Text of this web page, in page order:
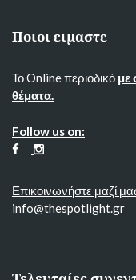
Ποιοι ειμαστε
Το Online περιοδικό με
θέματα.
Follow us on:
Επικοινωνήστε μαζί
info@thespotlight.gr